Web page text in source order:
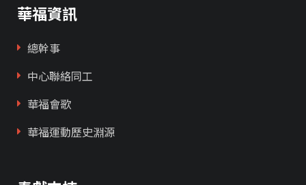
華福資訊
總幹事
中心聯絡同工
華福會歌
華福運動歷史淵源